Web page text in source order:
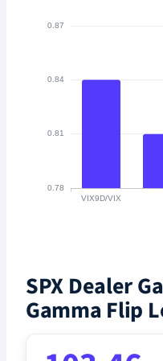
SPX Dealer
Gamma Flip